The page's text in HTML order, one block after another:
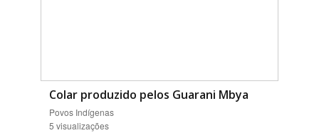
Colar produzido pelos Guarani Mbya
Povos Indígenas
5 visualizações